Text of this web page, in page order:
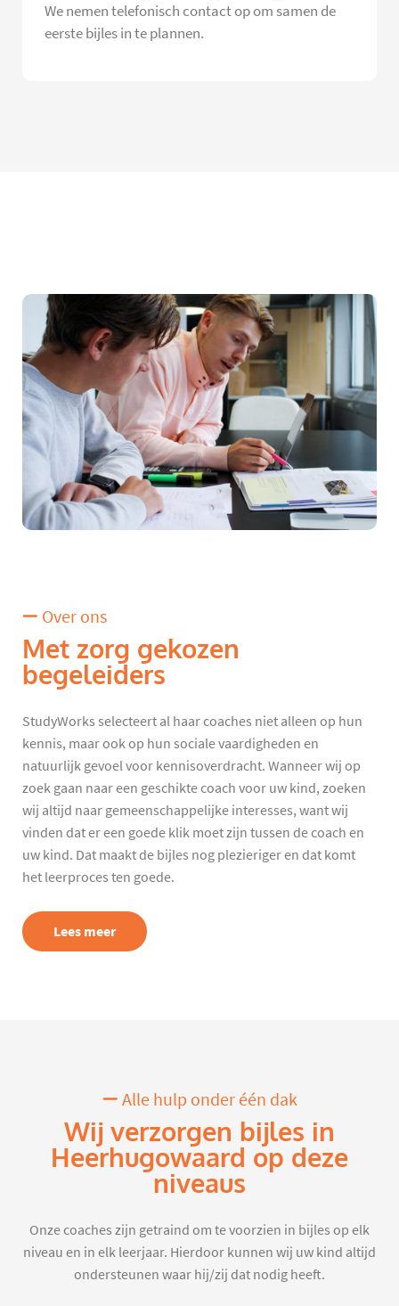
We nemen telefonisch contact op om samen de
eerste bijles in te plannen.
Over ons
Met zorg gekozen
begeleiders
StudyWorks selecteert al haar coaches niet alleen op hun
kennis, maar ook op hun sociale vaardigheden en
natuurlijk gevoel voor kennisoverdracht. Wanneer wij op
zoek gaan naar een geschikte coach voor uw kind, zoeken
wij altijd naar gemeenschappelijke interesses, want wij
vinden dat er een goede klik moet zijn tussen de coach en
uw kind. Dat maakt de bijles nog plezieriger en dat komt
het leerproces ten goede.
Lees meer
Alle hulp onder één dak
Wij verzorgen bijles in
Heerhugowaard op deze
niveaus
Onze coaches zijn getraind om te voorzien in bijles op elk
niveau en in elk leerjaar. Hierdoor kunnen wij uw kind altijd
ondersteunen waar hij/zij dat nodig heeft.